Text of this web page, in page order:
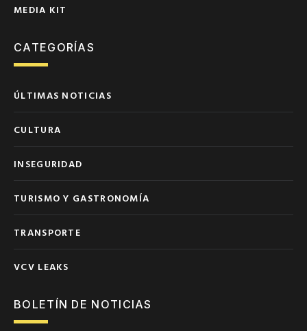
MEDIA KIT
CATEGORÍAS
ÚLTIMAS NOTICIAS
CULTURA
INSEGURIDAD
TURISMO Y GASTRONOMÍA
TRANSPORTE
VCV LEAKS
BOLETÍN DE NOTICIAS